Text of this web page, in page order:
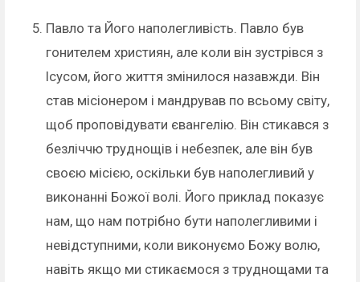
Павло та Його наполегливість. Павло був
гонителем християн, але коли він зустрівся з
Ісусом, його життя змінилося назавжди. Він
став місіонером і мандрував по всьому світу,
щоб проповідувати євангелію. Він стикався з
безліччю труднощів і небезпек, але він був
своєю місією, оскільки був наполегливий у
виконанні Божої волі. Його приклад показує
нам, що нам потрібно бути наполегливими і
невідступними, коли виконуємо Божу волю,
навіть якщо ми стикаємося з труднощами та